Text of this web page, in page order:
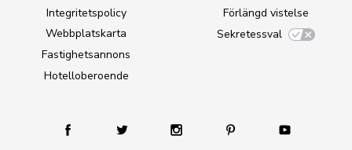
Integritetspolicy
Webbplatskarta
Fastighetsannons
Hotelloberoende
Förlängd vistelse
Sekretessval